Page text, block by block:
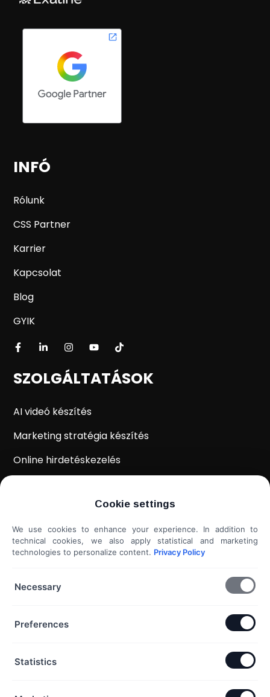
INFÓ
Rólunk
CSS Partner
Karrier
Kapcsolat
Blog
GYIK
SZOLGÁLTATÁSOK
AI videó készítés
Marketing stratégia készítés
Online hirdetéskezelés
Weboldal kiértékelés
Shoprenter / Unas webshop készítés
Hideg e-mail megkeresés
További szolgáltatások...
+36 20 453 3533
Cookie settings
We use cookies to enhance your experience. In addition to
technical cookies, we also apply statistical and marketing
technologies to personalize content. Privacy Policy
Necessary
Preferences
Statistics